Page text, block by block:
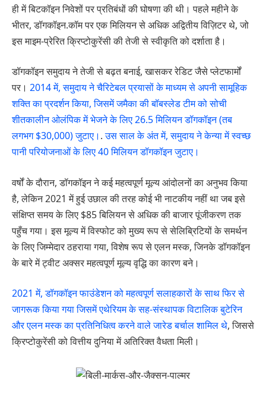
ही में बिटकॉइन निवेशों पर प्रतिबंधों की घोषणा की थी। पहले महीने के
भीतर, डॉगकॉइन.कॉम पर एक मिलियन से अधिक अद्वितीय विज़िटर थे, जो
इस माइम-प्रेरित क्रिप्टोकुरेंसी की तेजी से स्वीकृति को दर्शाता है।
डॉगकॉइन समुदाय ने तेजी से बढ़त बनाई, खासकर रेडिट जैसे प्लेटफार्मों
पर। 2014 में, समुदाय ने चैरिटेबल प्रयासों के माध्यम से अपनी सामूहिक
शक्ति का प्रदर्शन किया, जिसमें जमैका की बॉबस्लेड टीम को सोची
शीतकालीन ओलंपिक में भेजने के लिए 26.5 मिलियन डॉगकॉइन (तब
लगभग $30,000) जुटाए। .उस साल के अंत में, समुदाय ने केन्या में स्वच्छ
पानी परियोजनाओं के लिए 40 मिलियन डॉगकॉइन जुटाए।
वर्षों के दौरान, डॉगकॉइन ने कई महत्वपूर्ण मूल्य आंदोलनों का अनुभव किया
है, लेकिन 2021 में हुई उछाल की तरह कोई भी नाटकीय नहीं था जब इसे
संक्षिप्त समय के लिए $85 बिलियन से अधिक की बाजार पूंजीकरण तक
पहुँच गया। इस मूल्य में विस्फोट को मुख्य रूप से सेलिब्रिटियों के समर्थन
के लिए जिम्मेदार ठहराया गया, विशेष रूप से एलन मस्क, जिनके डॉगकॉइन
के बारे में ट्वीट अक्सर महत्वपूर्ण मूल्य वृद्धि का कारण बने।
2021 में, डॉगकॉइन फाउंडेशन को महत्वपूर्ण सलाहकारों के साथ फिर से
जागरूक किया गया जिसमें एथेरियम के सह-संस्थापक विटालिक बुटेरिन
और एलन मस्क का प्रतिनिधित्व करने वाले जारेड बर्चाल शामिल थे, जिससे
क्रिप्टोकुरेंसी को वित्तीय दुनिया में अतिरिक्त वैधता मिली।